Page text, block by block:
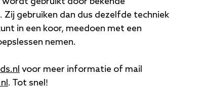
gebruiken dan dus dezelfde techniek
in een koor, meedoen met een
nemen.
voor meer informatie of mail
. Tot snel!